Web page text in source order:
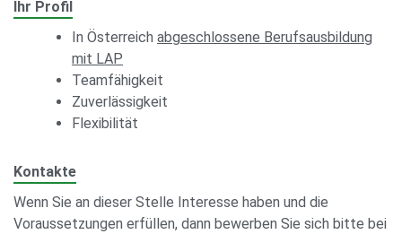
Ihr Profil
In Österreich abgeschlossene Berufsausbildung
mit LAP
Teamfähigkeit
Zuverlässigkeit
Flexibilität
Kontakte
Wenn Sie an dieser Stelle Interesse haben und die
Voraussetzungen erfüllen, dann bewerben Sie sich bitte bei